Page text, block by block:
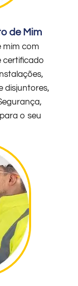
de Mim
mim com
certificado
disjuntores,
o seu